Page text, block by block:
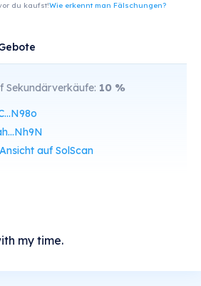
du kaufst!Wie erkennt man Fälschungen?
Sekundärverkäufe: 10 %
Ansicht auf SolScan
my time.